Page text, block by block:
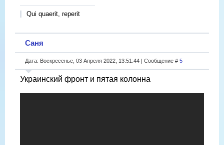
Qui quaerit, reperit
Саня
Дата: Воскресенье, 03 Апреля 2022, 13:51:44 | Сообщение # 5
Украинский фронт и пятая колонна